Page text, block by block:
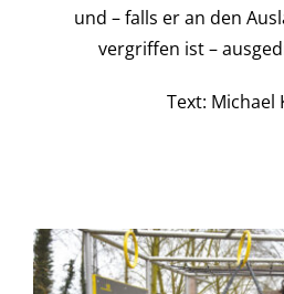
und – falls er an den
vergriffen ist –
Text: Michael